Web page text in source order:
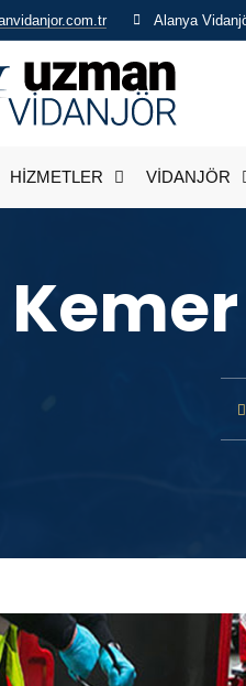
Alanya
HİZMETLER VİDANJÖR
Kemer